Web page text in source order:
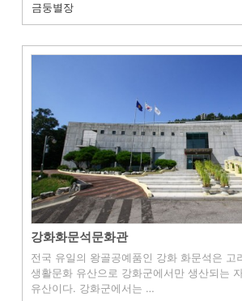
금둥별장
강화화문석문화관
전국 유일의 왕골공예품인 강화 화문석은 고
생활문화 유산으로 강화군에서만 생산되는
유산이다. 강화군에서는 …